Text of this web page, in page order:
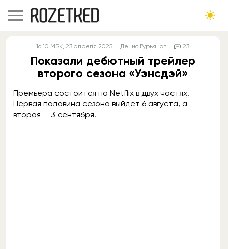
16:10 MSK, 23 апреля 2025 Денис Гурьянов 23
Показали дебютный трейлер
второго сезона «Уэнсдэй»
Премьера состоится на Netflix в двух частях.
Первая половина сезона выйдет 6 августа, а
вторая — 3 сентября.